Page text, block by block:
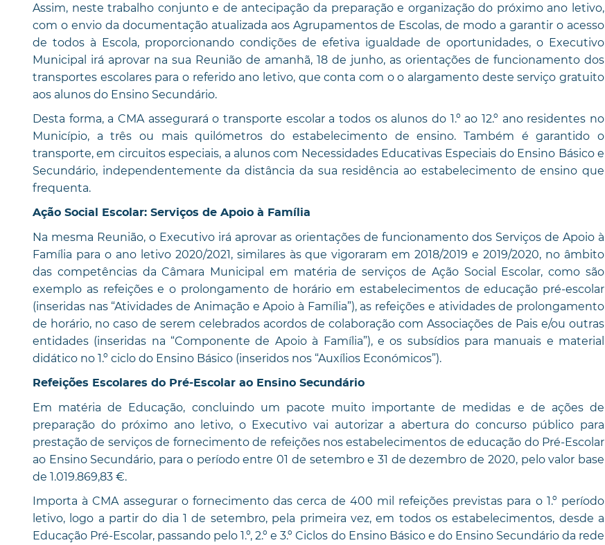
Assim, neste trabalho conjunto e de antecipação da preparação e organização do próximo ano letivo,
com o envio da documentação atualizada aos Agrupamentos de Escolas, de modo a garantir o acesso
de todos à Escola, proporcionando condições de efetiva igualdade de oportunidades, o Executivo
Municipal irá aprovar na sua Reunião de amanhã, 18 de junho, as orientações de funcionamento dos
transportes escolares para o referido ano letivo, que conta com o o alargamento deste serviço gratuito
aos alunos do Ensino Secundário.
Desta forma, a CMA assegurará o transporte escolar a todos os alunos do 1.º ao 12.º ano residentes no
Município, a três ou mais quilómetros do estabelecimento de ensino. Também é garantido o
transporte, em circuitos especiais, a alunos com Necessidades Educativas Especiais do Ensino Básico e
Secundário, independentemente da distância da sua residência ao estabelecimento de ensino que
frequenta.
Ação Social Escolar: Serviços de Apoio à Família
Na mesma Reunião, o Executivo irá aprovar as orientações de funcionamento dos Serviços de Apoio à
Família para o ano letivo 2020/2021, similares às que vigoraram em 2018/2019 e 2019/2020, no âmbito
das competências da Câmara Municipal em matéria de serviços de Ação Social Escolar, como são
exemplo as refeições e o prolongamento de horário em estabelecimentos de educação pré-escolar
(inseridas nas “Atividades de Animação e Apoio à Família”), as refeições e atividades de prolongamento
de horário, no caso de serem celebrados acordos de colaboração com Associações de Pais e/ou outras
entidades (inseridas na “Componente de Apoio à Família”), e os subsídios para manuais e material
didático no 1.º ciclo do Ensino Básico (inseridos nos “Auxílios Económicos”).
Refeições Escolares do Pré-Escolar ao Ensino Secundário
Em matéria de Educação, concluindo um pacote muito importante de medidas e de ações de
preparação do próximo ano letivo, o Executivo vai autorizar a abertura do concurso público para
prestação de serviços de fornecimento de refeições nos estabelecimentos de educação do Pré-Escolar
ao Ensino Secundário, para o período entre 01 de setembro e 31 de dezembro de 2020, pelo valor base
de 1.019.869,83 €.
Importa à CMA assegurar o fornecimento das cerca de 400 mil refeições previstas para o 1.º período
letivo, logo a partir do dia 1 de setembro, pela primeira vez, em todos os estabelecimentos, desde a
Educação Pré-Escolar, passando pelo 1.º, 2.º e 3.º Ciclos do Ensino Básico e do Ensino Secundário da rede